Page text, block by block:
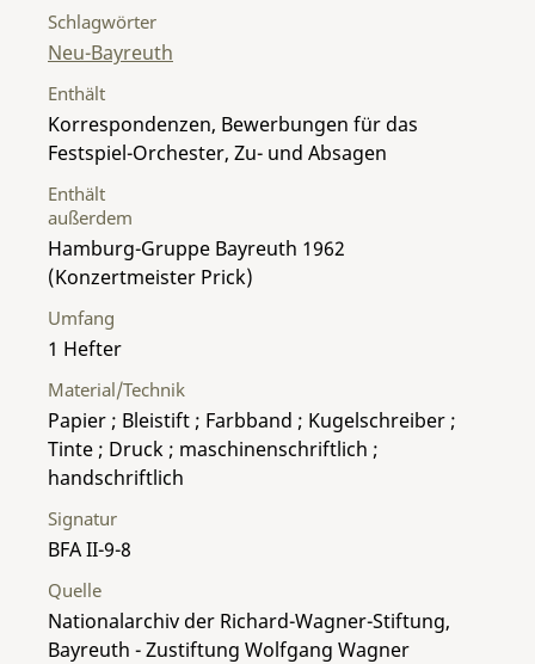
Umfang
1 Hefter
Material/Technik
Papier ; Bleistift ; Farbband ; Kugelschreiber ;
Tinte ; Druck ; maschinenschriftlich ;
handschriftlich
Enthält
Korrespondenzen, Bewerbungen für das
Festspiel-Orchester, Zu- und Absagen
Enthält
außerdem
Hamburg-Gruppe Bayreuth 1962
(Konzertmeister Prick)
Signatur
BFA II-9-8
Quelle
Nationalarchiv der Richard-Wagner-Stiftung,
Bayreuth - Zustiftung Wolfgang Wagner
Schlagwörter
Neu-Bayreuth